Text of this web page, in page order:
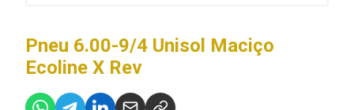
Pneu 6.00-9/4 Unisol Maciço
Ecoline X Rev